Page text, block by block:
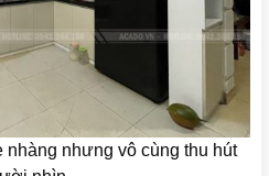
nhàng nhưng vô cùng thu hút